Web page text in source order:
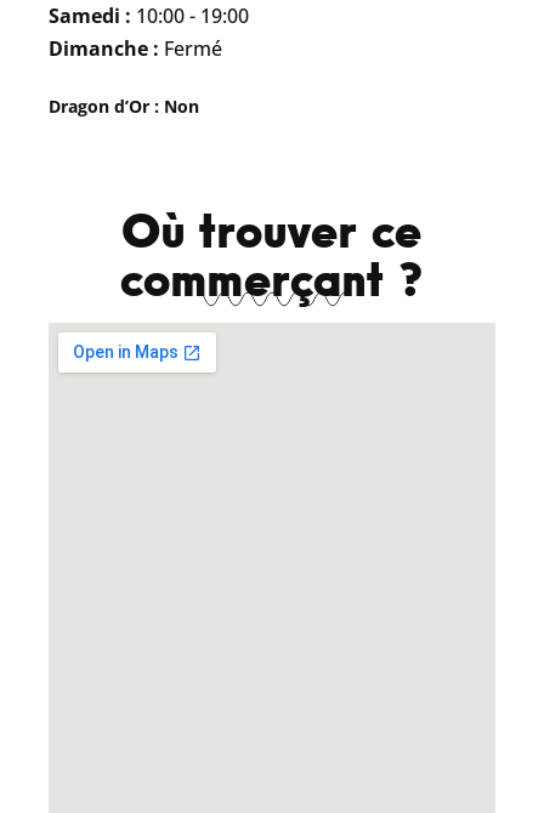
Samedi : 10:00 - 19:00
Dimanche : Fermé
Dragon d’Or : Non
Où trouver ce
commerçant ?